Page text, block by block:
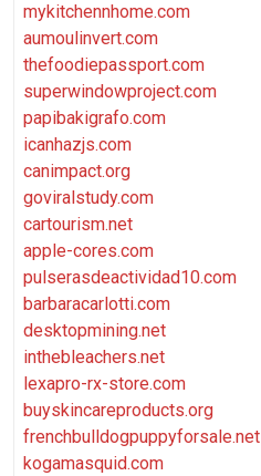
mykitchennhome.com
aumoulinvert.com
thefoodiepassport.com
superwindowproject.com
papibakigrafo.com
icanhazjs.com
canimpact.org
goviralstudy.com
cartourism.net
apple-cores.com
pulserasdeactividad10.com
barbaracarlotti.com
desktopmining.net
inthebleachers.net
lexapro-rx-store.com
buyskincareproducts.org
frenchbulldogpuppyforsale.net
kogamasquid.com